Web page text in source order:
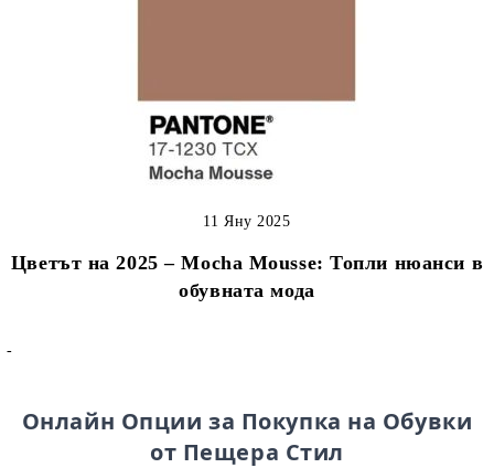
Цветът на 2025 – Mocha Mousse: Топли нюанси в
обувната мода
11 Яну 2025
-
Онлайн Опции за Покупка на Обувки
от Пещера Стил